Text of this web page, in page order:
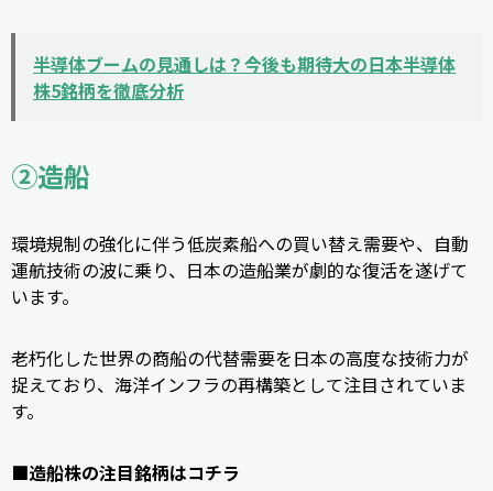
半導体ブームの見通しは？今後も期待大の日本半導体
株5銘柄を徹底分析
②造船
環境規制の強化に伴う低炭素船への買い替え需要や、自動
運航技術の波に乗り、日本の造船業が劇的な復活を遂げて
います。
老朽化した世界の商船の代替需要を日本の高度な技術力が
捉えており、海洋インフラの再構築として注目されていま
す。
■造船株の注目銘柄はコチラ